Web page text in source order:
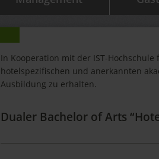
In Kooperation mit der IST-
hotelspezifischen und anerkannten
Ausbildung zu erhalten.
Dualer Bachelor of Arts